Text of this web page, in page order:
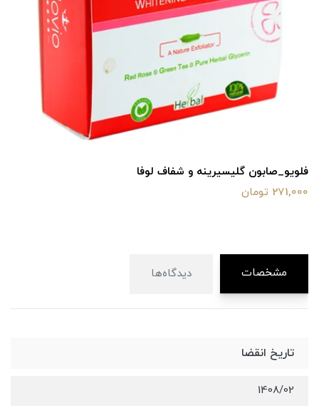
فلویو_صابون گلیسیرینه و شفاف لوفا
271,000 تومان
مشخصات دیدگاه‌ها
تاریخ انقضا
1408/02